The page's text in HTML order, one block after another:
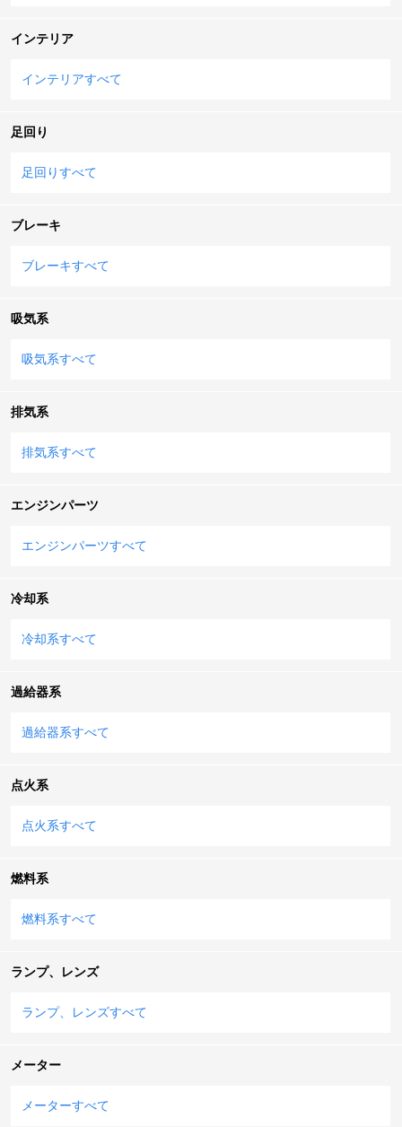
インテリア
インテリアすべて
足回り
足回りすべて
ブレーキ
ブレーキすべて
吸気系
吸気系すべて
排気系
排気系すべて
エンジンパーツ
エンジンパーツすべて
冷却系
冷却系すべて
過給器系
過給器系すべて
点火系
点火系すべて
燃料系
燃料系すべて
ランプ、レンズ
ランプ、レンズすべて
メーター
メーターすべて